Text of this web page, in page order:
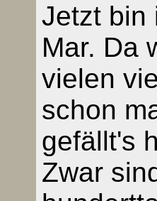
Jetzt bin
Mar. Da
vielen
schon
gefällt's
Zwar